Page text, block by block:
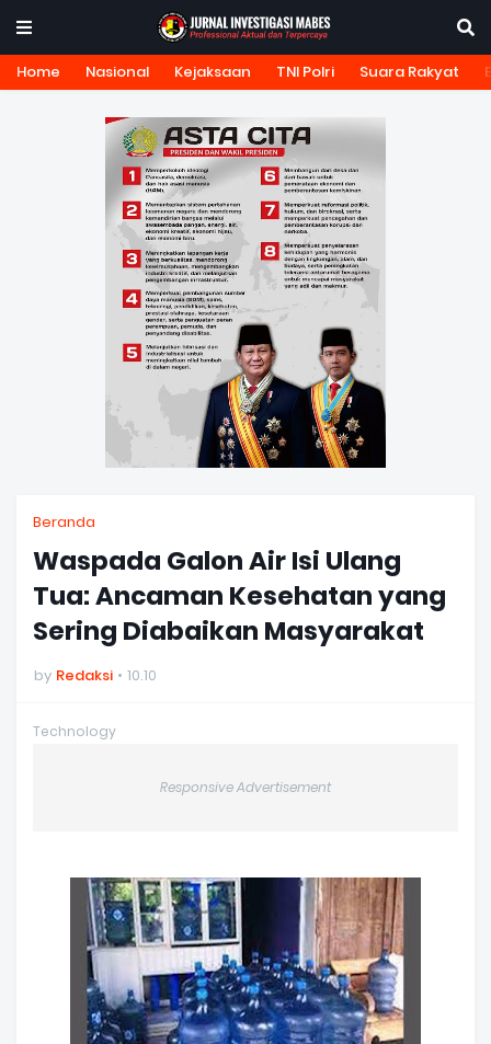
Home Nasional Kejaksaan TNI Polri Suara Rakyat
Beranda
Waspada Galon Air Isi Ulang
Tua: Ancaman Kesehatan yang
Sering Diabaikan Masyarakat
by Redaksi 10.10
Technology
Responsive Advertisement